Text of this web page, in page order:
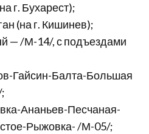
г. Бухарест);
(на г. Кишинев);
— /М-14/, с подъездами
Гайсин-Балта-Большая
Ананьев-Песчаная-
Рыжовка- /М-05/;